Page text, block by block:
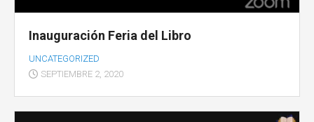
Inauguración Feria del Libro
UNCATEGORIZED
SEPTIEMBRE 2, 2020